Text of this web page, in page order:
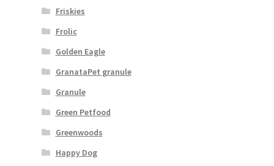
Friskies
Frolic
Golden Eagle
GranataPet granule
Granule
Green Petfood
Greenwoods
Happy Dog